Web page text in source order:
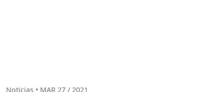
Noticias • MAR 27 / 2021